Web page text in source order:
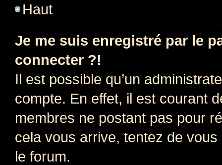
Haut
Je me suis enregistré par le
connecter ?!
Il est possible qu’un
compte. En effet, il est courant
membres ne postant pas pour
cela vous arrive, tentez de
le forum.